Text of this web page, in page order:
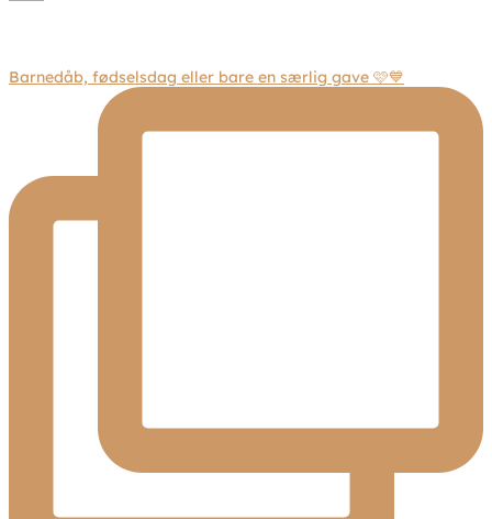
Barnedåb, fødselsdag eller bare en særlig gave 🩷💙